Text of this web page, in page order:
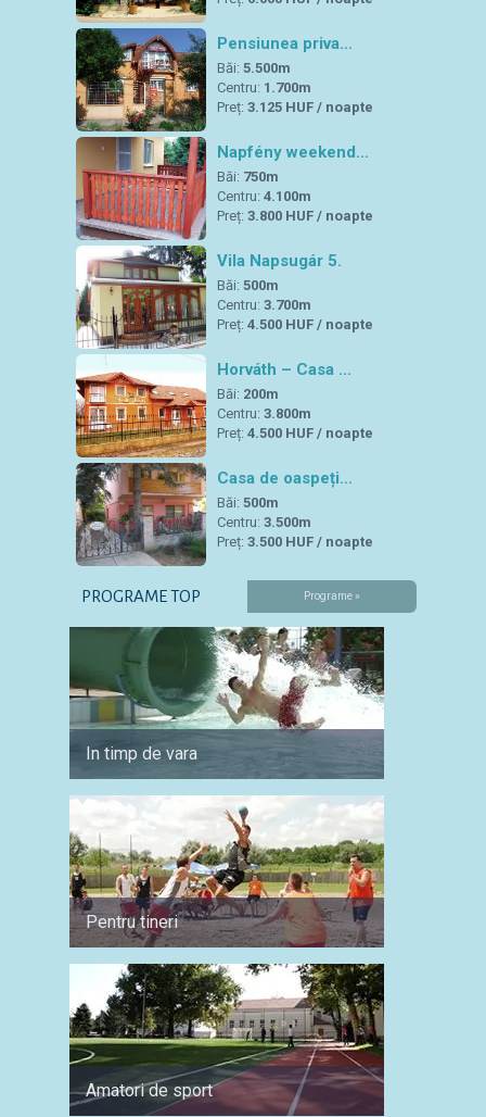
Pensiunea priva…
Băi: 5.500m
Centru: 1.700m
Preț: 3.125 HUF / noapte
Napfény weekend…
Băi: 750m
Centru: 4.100m
Preț: 3.800 HUF / noapte
Vila Napsugár 5.
Băi: 500m
Centru: 3.700m
Preț: 4.500 HUF / noapte
Horváth – Casa …
Băi: 200m
Centru: 3.800m
Preț: 4.500 HUF / noapte
Casa de oaspeți…
Băi: 500m
Centru: 3.500m
Preț: 3.500 HUF / noapte
PROGRAME TOP Programe »
In timp de vara
Pentru tineri
Amatori de sport